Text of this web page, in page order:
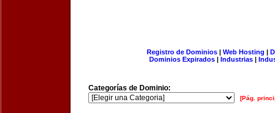
Registro de Dominios| Web Hosting |
Dominios Expirados | Industrias |
Categorías de Dominio:
[Pág.